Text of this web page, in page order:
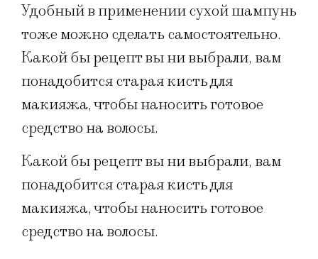
Удобный в применении сухой шампунь
тоже можно сделать самостоятельно.
Какой бы рецепт вы ни выбрали, вам
понадобится старая кисть для
макияжа, чтобы наносить готовое
средство на волосы.
Какой бы рецепт вы ни выбрали, вам
понадобится старая кисть для
макияжа, чтобы наносить готовое
средство на волосы.